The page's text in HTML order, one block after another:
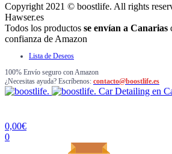
Copyright 2021 © boostlife. All rights
Hawser.es
Todos los productos se envían a Canarias
confianza de Amazon
Lista de Deseos
100% Envío seguro con Amazon
¿Necesitas ayuda? Escríbenos: contacto@boostlife.es
Car Detailing en
0,00€
0